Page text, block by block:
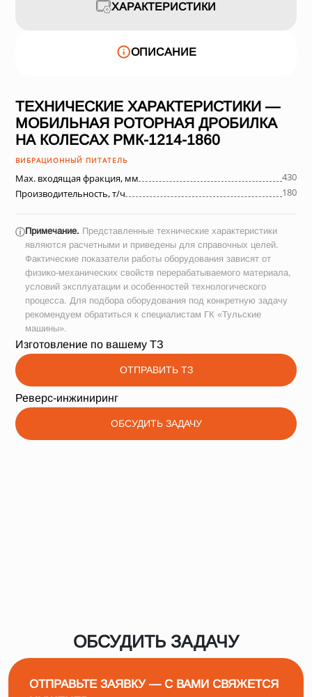
ХАРАКТЕРИСТИКИ
ОПИСАНИЕ
ТЕХНИЧЕСКИЕ ХАРАКТЕРИСТИКИ —
МОБИЛЬНАЯ РОТОРНАЯ ДРОБИЛКА
НА КОЛЕСАХ РМК-1214-1860
ВИБРАЦИОННЫЙ ПИТАТЕЛЬ
Max. входящая фракция, мм
430
Производительность, т/ч
180
ⓘПримечание. Представленные технические характеристики
являются расчетными и приведены для справочных целей.
Фактические показатели работы оборудования зависят от
физико-механических свойств перерабатываемого материала,
условий эксплуатации и особенностей технологического
процесса. Для подбора оборудования под конкретную задачу
рекомендуем обратиться к специалистам ГК «Тульские
машины».
Изготовление по вашему ТЗ
ОТПРАВИТЬ ТЗ
Реверс-инжиниринг
ОБСУДИТЬ ЗАДАЧУ
ОБСУДИТЬ ЗАДАЧУ
ОТПРАВЬТЕ ЗАЯВКУ — С ВАМИ СВЯЖЕТСЯ